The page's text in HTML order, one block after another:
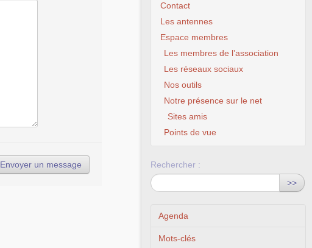
Contact
Les antennes
Espace membres
Les membres de l’association
Les réseaux sociaux
Nos outils
Notre présence sur le net
Sites amis
Points de vue
Rechercher :
>>
Agenda
Mots-clés